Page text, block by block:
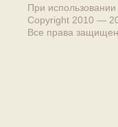
При
Copyright 2010 —
Все права